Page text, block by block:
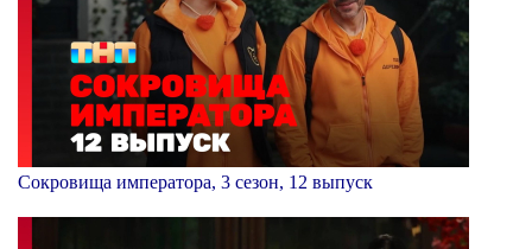
Сокровища императора, 3 сезон, 12 выпуск